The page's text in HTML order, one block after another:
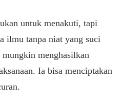
untuk menakuti, tapi
ilmu tanpa niat yang suci
menghasilkan
Ia bisa menciptakan